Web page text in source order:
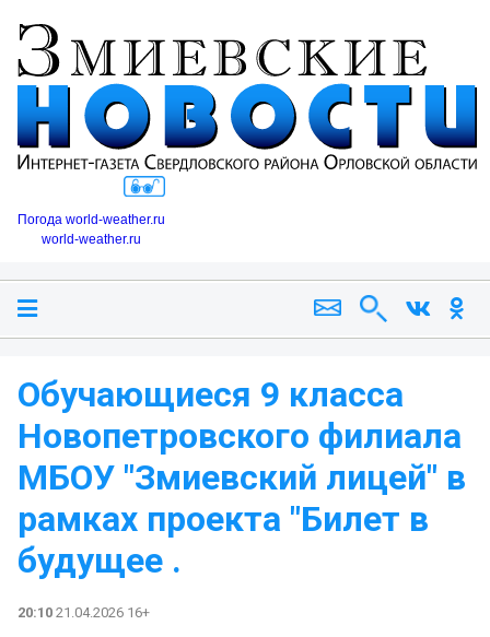
Погода world-weather.ru
world-weather.ru
Обучающиеся 9 класса
Новопетровского филиала
МБОУ "Змиевский лицей" в
рамках проекта "Билет в
будущее .
20:10 21.04.2026 16+